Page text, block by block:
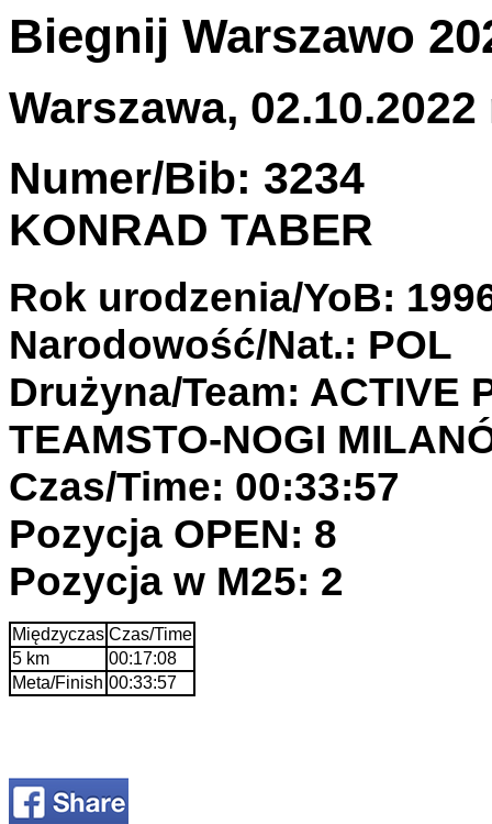
Biegnij Warszawo
Warszawa, 02.10.2022
Numer/Bib: 3234
KONRAD TABER
Rok urodzenia/YoB:
Narodowość/Nat.: POL
Drużyna/Team: ACTIVE
TEAMSTO-NOGI
Czas/Time: 00:33:57
Pozycja OPEN: 8
Pozycja w M25: 2
Międzyczas Czas/Time
5 km
00:17:08
Meta/Finish 00:33:57